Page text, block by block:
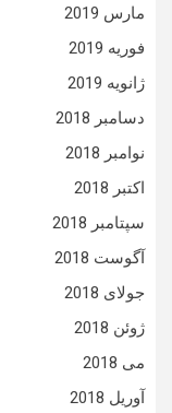
مارس 2019
فوریه 2019
ژانویه 2019
دسامبر 2018
نوامبر 2018
اکتبر 2018
سپتامبر 2018
آگوست 2018
جولای 2018
ژوئن 2018
می 2018
آوریل 2018